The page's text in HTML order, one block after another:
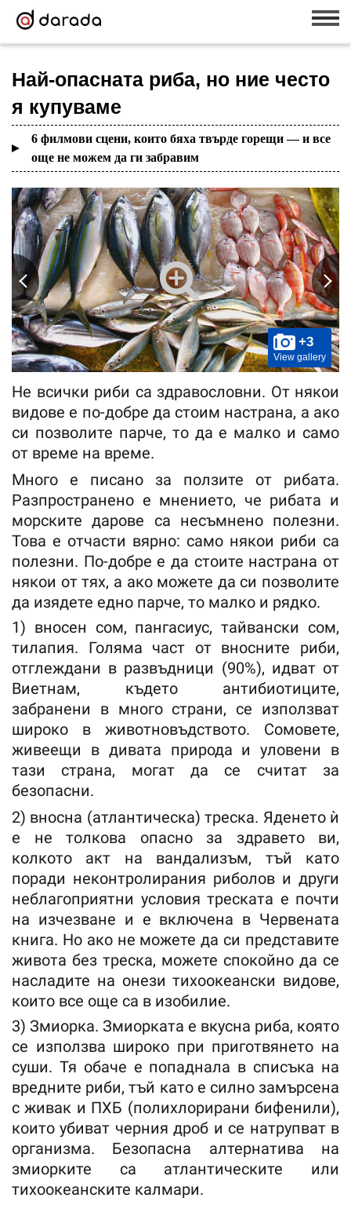
Най-опасната риба, но ние често
я купуваме
6 филмови сцени, които бяха твърде горещи — и все
още не можем да ги забравим
+3
View gallery
Не всички риби са здравословни. От някои
видове е по-добре да стоим настрана, а ако
си позволите парче, то да е малко и само
от време на време.
Много е писано за ползите от рибата.
Разпространено е мнението, че рибата и
морските дарове са несъмнено полезни.
Това е отчасти вярно: само някои риби са
полезни. По-добре е да стоите настрана от
някои от тях, а ако можете да си позволите
да изядете едно парче, то малко и рядко.
1) вносен сом, пангасиус, тайвански сом,
тилапия. Голяма част от вносните риби,
отглеждани в развъдници (90%), идват от
Виетнам, където антибиотиците,
забранени в много страни, се използват
широко в животновъдството. Сомовете,
живеещи в дивата природа и уловени в
тази страна, могат да се считат за
безопасни.
2) вносна (атлантическа) треска. Яденето ѝ
е не толкова опасно за здравето ви,
колкото акт на вандализъм, тъй като
поради неконтролирания риболов и други
неблагоприятни условия треската е почти
на изчезване и е включена в Червената
книга. Но ако не можете да си представите
живота без треска, можете спокойно да се
насладите на онези тихоокеански видове,
които все още са в изобилие.
3) Змиорка. Змиорката е вкусна риба, която
се използва широко при приготвянето на
суши. Тя обаче е попаднала в списъка на
вредните риби, тъй като е силно замърсена
с живак и ПХБ (полихлорирани бифенили),
които убиват черния дроб и се натрупват в
организма. Безопасна алтернатива на
змиорките са атлантическите или
тихоокеанските калмари.